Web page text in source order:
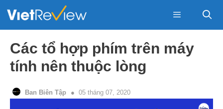
Menu
Các tổ hợp phím trên máy
tính nên thuộc lòng
Ban Biên Tập 05 tháng 07, 2020